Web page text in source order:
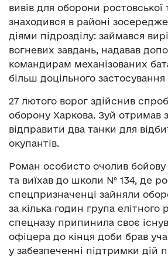
вивів для оборони ростовської
знаходився в районі
діями підрозділу: займався
вогневих завдань, надавав
командирам механізованих
більш доцільного застосування
27 лютого ворог здійснив
оборону Харкова. Зуй отримав
відправити два танки для
окупантів.
Роман особисто очолив
та виїхав до школи № 134, де
спецпризначенці зайняли
за кілька годин група елітного
спецназу припинила своє
офіцера до кінця доби брав
у забезпеченні підтримки дій